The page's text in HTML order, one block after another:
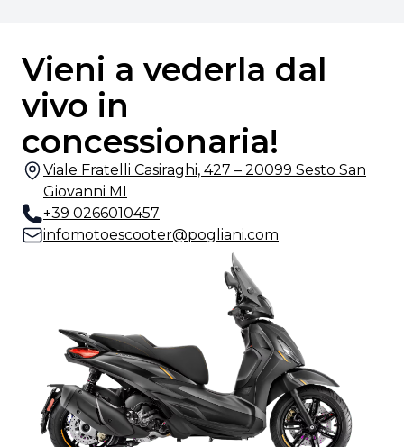
Vieni a vederla dal
vivo in
concessionaria!
Viale Fratelli Casiraghi, 427 – 20099 Sesto San
Giovanni MI
+39 0266010457
infomotoescooter@pogliani.com